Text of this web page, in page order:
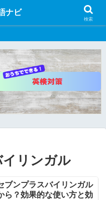
ナビ
リンガル
ブンプラスバイリンガル
ら？効果的な使い方と効
ナビ
検索